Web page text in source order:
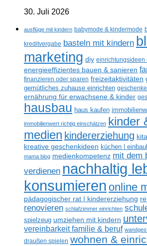
30. Juli 2026
ausflüge mit kindern babymode & kindermode
kreditvergabe basteln mit kindern
marketing diy einrichtungsideen
energieeffizientes bauen & sanieren
finanzieren oder sparen freizeitaktivitäten
gemütliches zuhause einrichten
ernährung für erwachsene & kinder
hausbau haus kaufen
immobilienwert richtig einschätzen kinder
medien kindererziehung
kreative geschenkideen küchen |
mama blog medienkompetenz mit dem
verdienen nachhaltig
konsumieren online
pädagogischer rat | kindererziehung
renovieren schlafzimmer einrichten
spielzeug umziehen mit kindern
vereinbarkeit familie & beruf
draußen spielen wohnen &